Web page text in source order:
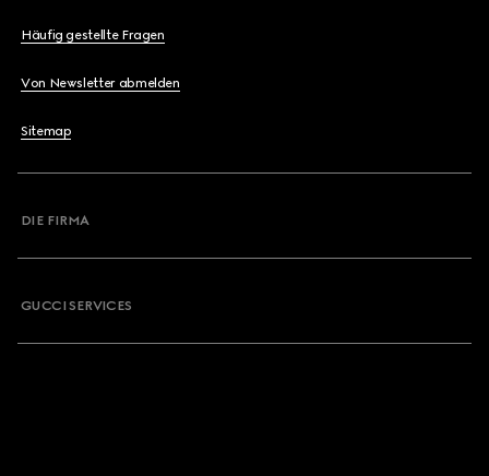
Häufig gestellte Fragen
Von Newsletter abmelden
Sitemap
DIE FIRMA
GUCCI SERVICES